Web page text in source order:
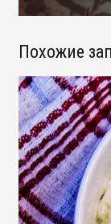
Похожие